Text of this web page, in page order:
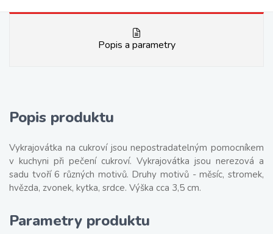
Popis a parametry
Popis produktu
Vykrajovátka na cukroví jsou nepostradatelným pomocníkem
v kuchyni při pečení cukroví. Vykrajovátka jsou nerezová a
sadu tvoří 6 různých motivů. Druhy motivů - měsíc, stromek,
hvězda, zvonek, kytka, srdce. Výška cca 3,5 cm.
Parametry produktu